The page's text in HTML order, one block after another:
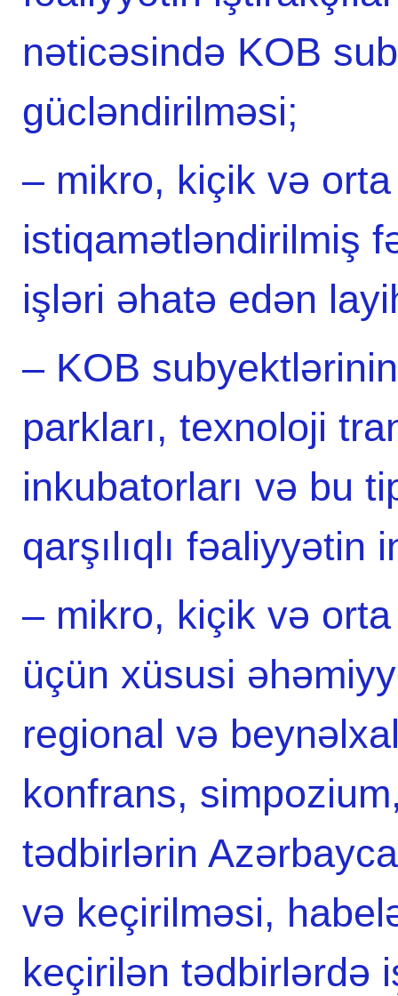
nəticəsində KOB
gücləndirilməsi;
– mikro, kiçik və orta
istiqamətləndirilmiş
işləri əhatə edən
– KOB
parkları, texnoloji
inkubatorları və bu
qarşılıqlı
– mikro, kiçik və orta
üçün xüsusi
regional və
konfrans,
tədbirlərin
və keçirilməsi,
keçirilən tədbirlərdə